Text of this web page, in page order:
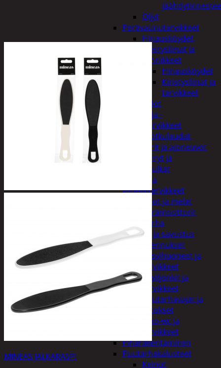
Öljyt
Perävaunutarvikkeet
Hinausköydet,
kiristysliinat ja
kiinnikkeet
Hinausköydet
Kiristysliinat ja
tarvikkeet
Valot
Rengas ja -
vannetarvikkeet
Sähköpotkulaudat,
skootterit ja ajoneuvot
Tukkikärryt ja
juontopulkat
Veneet ja
veneilytarvikkeet
Airot ja melat
Perämoottorit
Piha ja puutarha
Grillaus ja savustus
Piharakennukset
Kasvihuoneet ja
tarvikkeet
Paviljonkit ja
tarvikkeet
Puutarhavajat ja
katokset
Ulko-wc ja
tarvikkeet
Piharakentaminen
Puutarhakalusteet
Keinut
MINEAS JALKARASPI